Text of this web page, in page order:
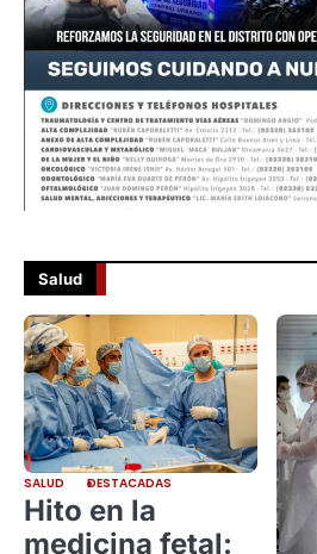
Salud
SALUD DESTACADAS
Hito en la
medicina fetal: